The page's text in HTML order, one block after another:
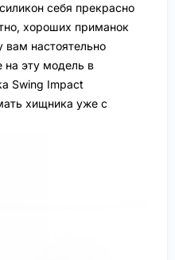
себя прекрасно
хороших приманок
вам настоятельно
на эту модель в
Swing Impact
хищника уже с